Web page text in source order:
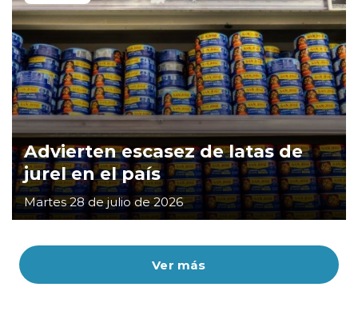
Ver más
Advierten escasez de latas de
jurel en el país
Martes 28 de julio de 2026